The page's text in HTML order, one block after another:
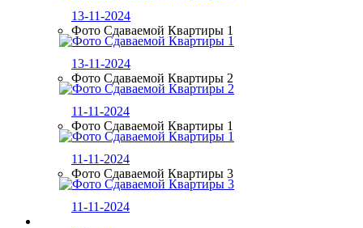
13-11-2024
Фото Сдаваемой Квартиры 1
13-11-2024
Фото Сдаваемой Квартиры 2
11-11-2024
Фото Сдаваемой Квартиры 1
11-11-2024
Фото Сдаваемой Квартиры 3
11-11-2024